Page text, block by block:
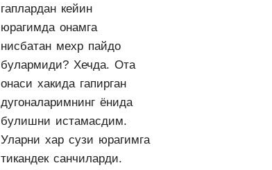
гаплардан кейин
юрагимда онамга
нисбатан мехр пайдо
булармиди? Хечда. Ота
онаси хакида гапирган
дугоналаримнинг ёнида
булишни истамасдим.
Уларни хар сузи юрагимга
тикандек санчиларди.